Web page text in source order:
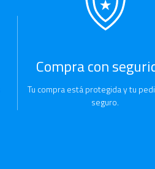
Compra con
Tu compra está protegida y tu
seguro.